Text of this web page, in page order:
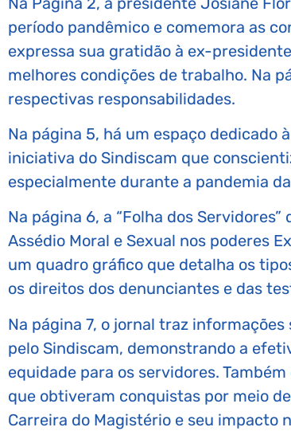
período pandêmico e comemora as
expressa sua gratidão à ex-
melhores condições de trabalho. Na
respectivas responsabilidades.
Na página 5, há um espaço dedicado
iniciativa do Sindiscam que
especialmente durante a pandemia
Na página 6, a “Folha dos
Assédio Moral e Sexual nos poderes
um quadro gráfico que detalha os
os direitos dos denunciantes e das
Na página 7, o jornal traz
pelo Sindiscam, demonstrando a
equidade para os servidores.
que obtiveram conquistas por meio
Carreira do Magistério e seu impacto